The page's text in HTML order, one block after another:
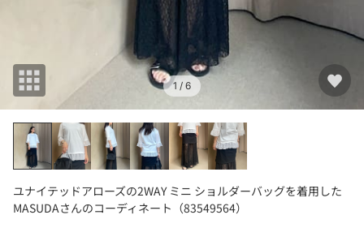
1 / 6
ユナイテッドアローズの2WAY ミニ ショルダーバッグを着用した
MASUDAさんのコーディネート（83549564）